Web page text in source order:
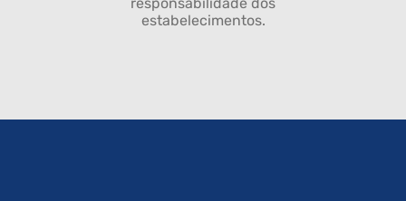
estabelecimentos.